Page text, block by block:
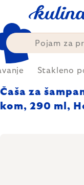
content
Stakleno
Čaša za
kom, 290 ml,